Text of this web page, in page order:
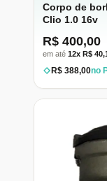
Corpo de
Clio 1.0 16v
R$ 400,00
em até 12x R$
R$ 388,00no